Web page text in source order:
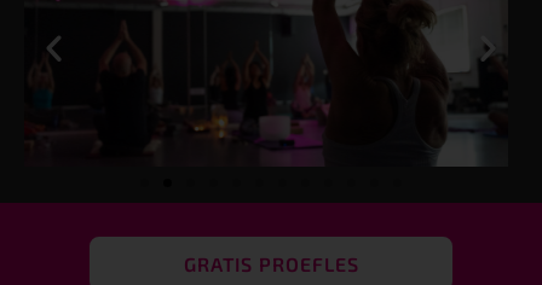
GRATIS PROEFLES